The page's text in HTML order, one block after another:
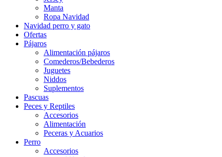
Manta
Ropa Navidad
Navidad perro y gato
Ofertas
Pájaros
Alimentación pájaros
Comederos/Bebederos
Juguetes
Niddos
Suplementos
Pascuas
Peces y Reptiles
Accesorios
Alimentación
Peceras y Acuarios
Perro
Accesorios